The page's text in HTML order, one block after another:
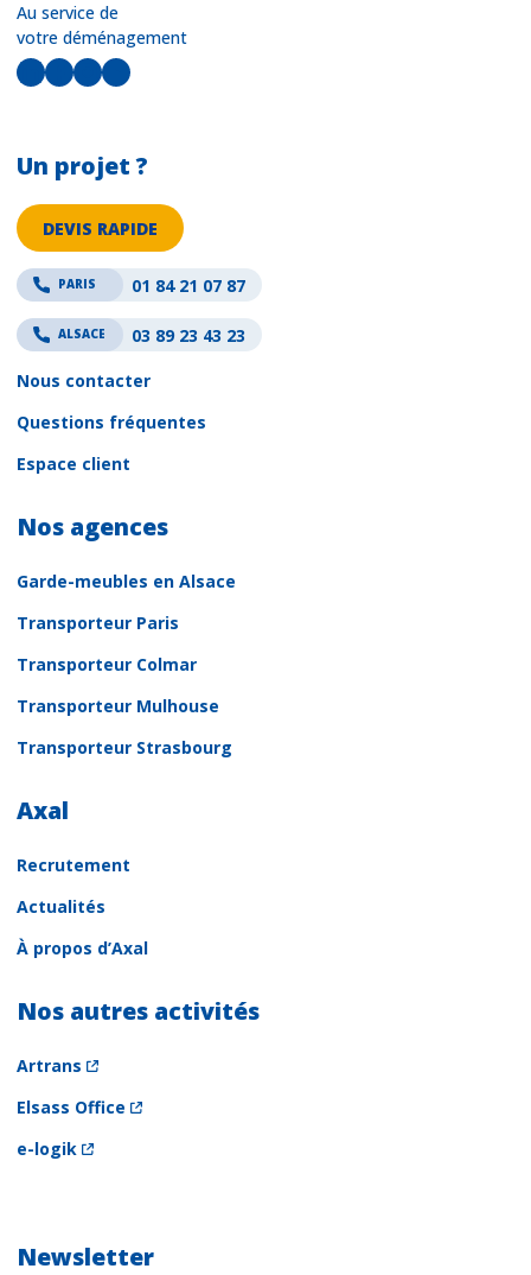
Au service de
votre déménagement
LinkedIn
Facebook
Instagram
YouTube
Un projet ?
DEVIS RAPIDE
PARIS 01 84 21 07 87
ALSACE 03 89 23 43 23
Nous contacter
Questions fréquentes
Espace client
Nos agences
Garde-meubles en Alsace
Transporteur Paris
Transporteur Colmar
Transporteur Mulhouse
Transporteur Strasbourg
Axal
Recrutement
Actualités
À propos d’Axal
Nos autres activités
Artrans
Elsass Office
e-logik
Newsletter